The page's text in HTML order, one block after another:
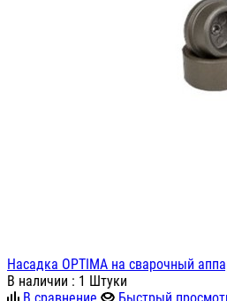
Насадка OPTIMA на сварочный
В наличии : 1 Штуки